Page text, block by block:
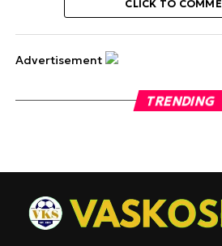
CLICK TO
Advertisement
TRENDING